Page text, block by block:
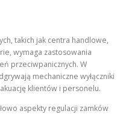
takich jak centra handlowe,
wymaga zastosowania
przeciwpanicznych. W
mechaniczne wyłączniki
klientów i personelu.
aspekty regulacji zamków